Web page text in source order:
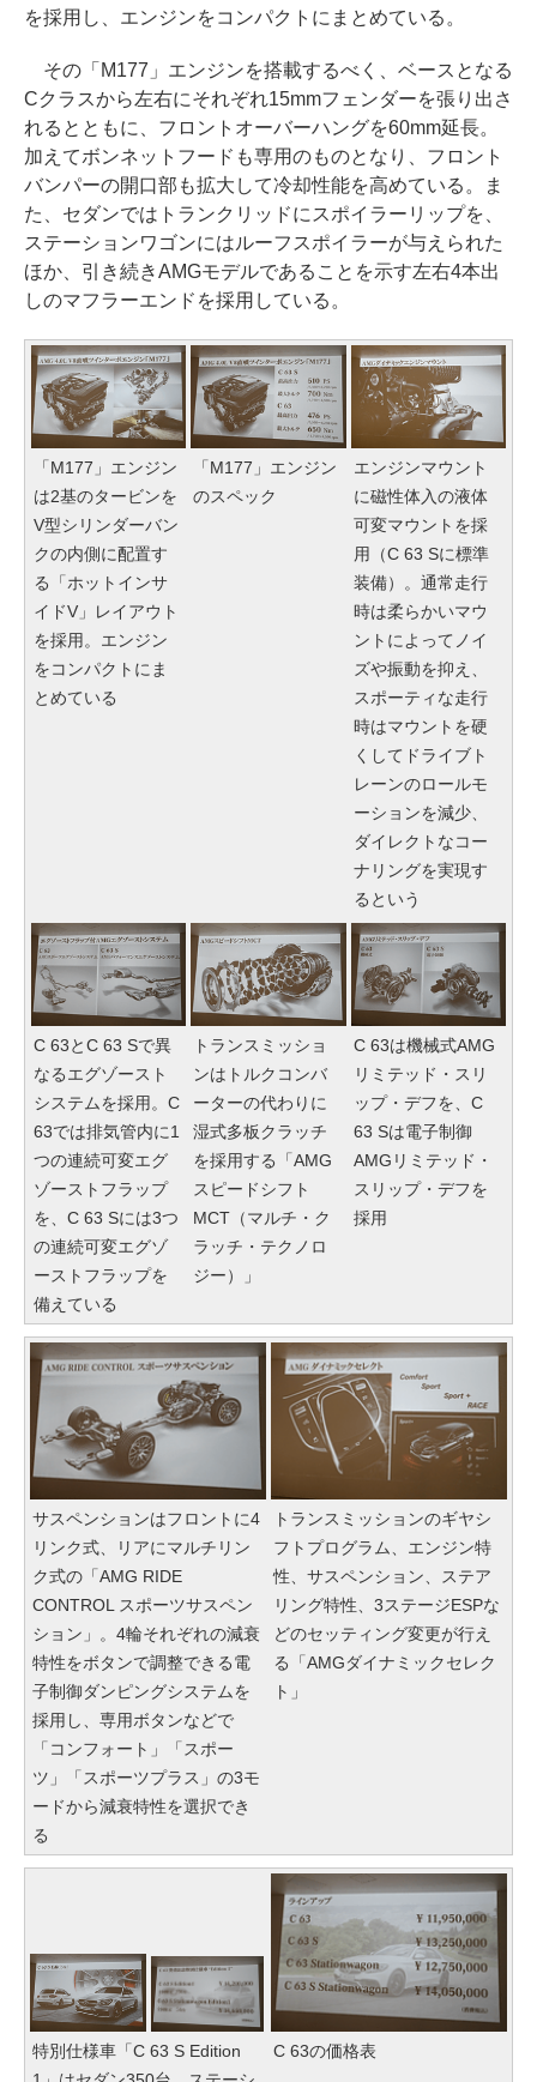
を採用し、エンジンをコンパクトにまとめている。
その「M177」エンジンを搭載するべく、ベースとなる
Cクラスから左右にそれぞれ15mmフェンダーを張り出さ
れるとともに、フロントオーバーハングを60mm延長。
加えてボンネットフードも専用のものとなり、フロント
バンパーの開口部も拡大して冷却性能を高めている。ま
た、セダンではトランクリッドにスポイラーリップを、
ステーションワゴンにはルーフスポイラーが与えられた
ほか、引き続きAMGモデルであることを示す左右4本出
しのマフラーエンドを採用している。
「M177」エンジン
は2基のタービンを
V型シリンダーバン
クの内側に配置す
る「ホットインサ
イドV」レイアウト
を採用。エンジン
をコンパクトにま
とめている
「M177」エンジン
のスペック
エンジンマウント
に磁性体入の液体
可変マウントを採
用（C 63 Sに標準
装備）。通常走行
時は柔らかいマウ
ントによってノイ
ズや振動を抑え、
スポーティな走行
時はマウントを硬
くしてドライブト
レーンのロールモ
ーションを減少、
ダイレクトなコー
ナリングを実現す
るという
C 63とC 63 Sで異
なるエグゾースト
システムを採用。C
63では排気管内に1
つの連続可変エグ
ゾーストフラップ
を、C 63 Sには3つ
の連続可変エグゾ
ーストフラップを
備えている
トランスミッショ
ンはトルクコンバ
ーターの代わりに
湿式多板クラッチ
を採用する「AMG
スピードシフト
MCT（マルチ・ク
ラッチ・テクノロ
ジー）」
C 63は機械式AMG
リミテッド・スリ
ップ・デフを、C
63 Sは電子制御
AMGリミテッド・
スリップ・デフを
採用
サスペンションはフロントに4
リンク式、リアにマルチリン
ク式の「AMG RIDE
CONTROL スポーツサスペン
ション」。4輪それぞれの減衰
特性をボタンで調整できる電
子制御ダンピングシステムを
採用し、専用ボタンなどで
「コンフォート」「スポー
ツ」「スポーツプラス」の3モ
ードから減衰特性を選択でき
る
トランスミッションのギヤシ
フトプログラム、エンジン特
性、サスペンション、ステア
リング特性、3ステージESPな
どのセッティング変更が行え
る「AMGダイナミックセレク
ト」
特別仕様車「C 63 S Edition
C 63の価格表